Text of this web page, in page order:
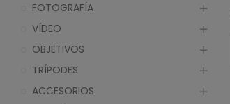
FOTOGRAFÍA
VÍDEO
OBJETIVOS
TRÍPODES
ACCESORIOS